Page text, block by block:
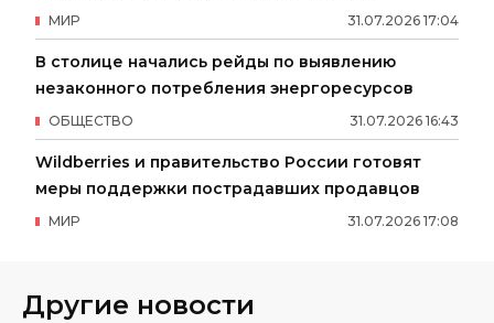
31.07.2026 17:04
МИР
В столице начались рейды по выявлению
незаконного потребления энергоресурсов
31.07.2026 16:43
ОБЩЕСТВО
Wildberries и правительство России готовят
меры поддержки пострадавших продавцов
31.07.2026 17:08
МИР
Другие новости